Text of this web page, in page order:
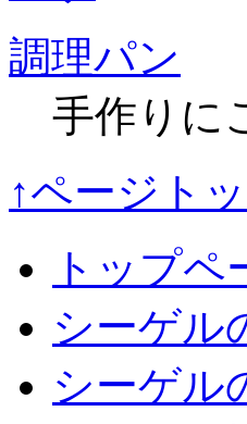
調理パン
手作りに
↑ページト
トップペ
シーゲル
シーゲル